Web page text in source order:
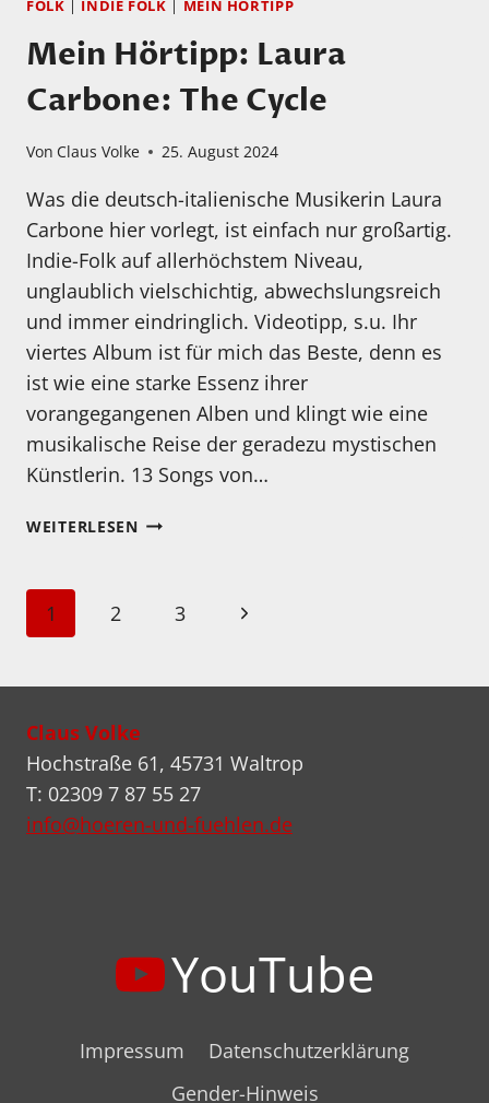
FOLK | INDIE FOLK | MEIN HÖRTIPP
Mein Hörtipp: Laura
Carbone: The Cycle
Von Claus Volke 25. August 2024
Was die deutsch-italienische Musikerin Laura
Carbone hier vorlegt, ist einfach nur großartig.
Indie-Folk auf allerhöchstem Niveau,
unglaublich vielschichtig, abwechslungsreich
und immer eindringlich. Videotipp, s.u. Ihr
viertes Album ist für mich das Beste, denn es
ist wie eine starke Essenz ihrer
vorangegangenen Alben und klingt wie eine
musikalische Reise der geradezu mystischen
Künstlerin. 13 Songs von…
WEITERLESENMEIN
Seitennavigation
1 2 3
Nächste
Claus Volke
Hochstraße 61, 45731 Waltrop
T: 02309 7 87 55 27
info@hoeren-und-fuehlen.de
YouTube
Impressum
Datenschutzerklärung
Gender-Hinweis